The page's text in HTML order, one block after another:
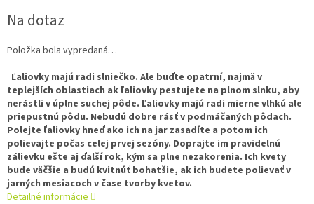
cena:
Na dotaz
Položka bola vypredaná…
Ľaliovky majú radi slniečko. Ale buďte opatrní, najmä v
teplejších oblastiach ak ľaliovky pestujete na plnom slnku, aby
nerástli v úplne suchej pôde. Ľaliovky majú radi mierne vlhkú ale
priepustnú pôdu. Nebudú dobre rásť v podmáčaných pôdach.
Polejte ľaliovky hneď ako ich na jar zasadíte a potom ich
polievajte počas celej prvej sezóny. Doprajte im pravidelnú
zálievku ešte aj ďalší rok, kým sa plne nezakorenia. Ich kvety
bude väčšie a budú kvitnúť bohatšie, ak ich budete polievať v
jarných mesiacoch v čase tvorby kvetov.
Detailné informácie